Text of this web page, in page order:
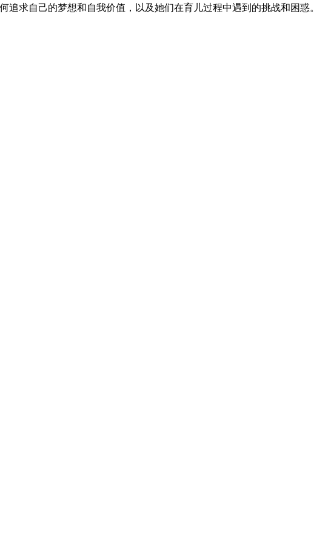
求自己的梦想和自我价值，以及她们在育儿过程中遇到的挑战和困惑。